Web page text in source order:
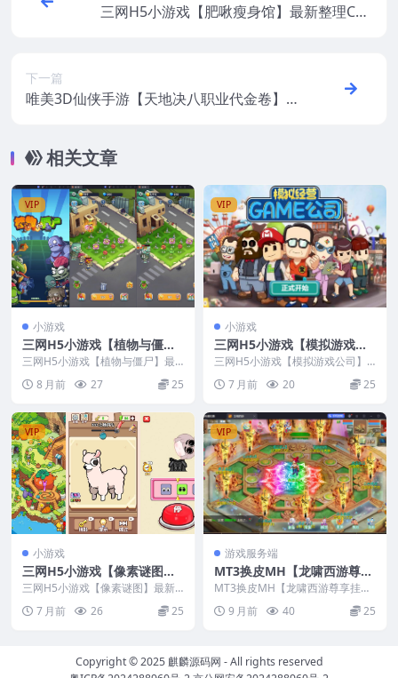
三网H5小游戏【肥啾瘦身馆】最新整理Cen
下一篇
唯美3D仙侠手游【天地决八职业代金卷】最
相关文章
VIP
小游戏
三网H5小游戏【植物与僵
尸】最新整理CentOS手工服
务端+安卓+源码
三网H5小游戏【植物与僵尸】最
新整理CentOS手工服务端+安卓
+源码8 月前 27 25
VIP
小游戏
三网H5小游戏【模拟游戏公
司】最新整理Linux手工服务
端+安卓
三网H5小游戏【模拟游戏公司】
最新整理Linux手工服务端+安卓
7 月前 20 25
VIP
小游戏
三网H5小游戏【像素谜图】
最新整理Linux手工服务端
+安卓
三网H5小游戏【像素谜图】最新
7 月前 26 25
VIP
游戏服务端
MT3换皮MH【龙啸西游尊享
挂机版】最新整理CentOS手
工服务端+安卓苹果双端+GM
后台+源码+视频教程
MT3换皮MH【龙啸西游尊享挂机
版】最新整理CentOS手工服务端
+安卓苹果双端...
9 月前 40 25
Copyright © 2025 麒麟源码网 - All rights reserved